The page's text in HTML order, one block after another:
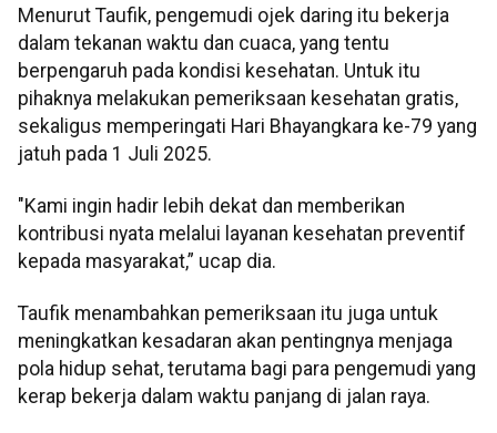
Menurut Taufik, pengemudi ojek daring itu bekerja
dalam tekanan waktu dan cuaca, yang tentu
berpengaruh pada kondisi kesehatan. Untuk itu
pihaknya melakukan pemeriksaan kesehatan gratis,
sekaligus memperingati Hari Bhayangkara ke-79 yang
jatuh pada 1 Juli 2025.
"Kami ingin hadir lebih dekat dan memberikan
kontribusi nyata melalui layanan kesehatan preventif
kepada masyarakat,” ucap dia.
Taufik menambahkan pemeriksaan itu juga untuk
meningkatkan kesadaran akan pentingnya menjaga
pola hidup sehat, terutama bagi para pengemudi yang
kerap bekerja dalam waktu panjang di jalan raya.